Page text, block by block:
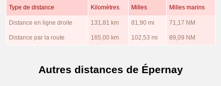
Type de distance Kilomètres Milles Milles marins
Distance en ligne droite 131,81 km 81,90 mi 71,17 NM
Distance par la route 165,00 km 102,53 mi 89,09 NM
Autres distances de Épernay